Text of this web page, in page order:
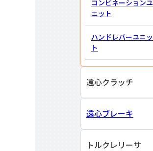
コンビネーションユ
ニット
ハンドレバーユニッ
ト
遠心クラッチ
遠心ブレーキ
トルクレリーサ